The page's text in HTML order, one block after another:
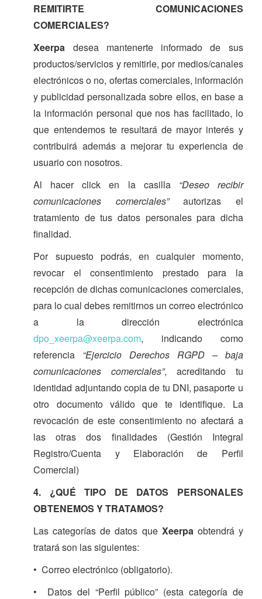
REMITIRTE COMUNICACIONES
COMERCIALES?
Xeerpa desea mantenerte informado de sus
productos/servicios y remitirle, por medios/canales
electrónicos o no, ofertas comerciales, información
y publicidad personalizada sobre ellos, en base a
la información personal que nos has facilitado, lo
que entendemos te resultará de mayor interés y
contribuirá además a mejorar tu experiencia de
usuario con nosotros.
Al hacer click en la casilla “Deseo recibir
comunicaciones comerciales”autorizas el
tratamiento de tus datos personales para dicha
finalidad.
Por supuesto podrás, en cualquier momento,
revocar el consentimiento prestado para la
recepción de dichas comunicaciones comerciales,
para lo cual debes remitirnos un correo electrónico
a la dirección electrónica
dpo_xeerpa@xeerpa.com, indicando como
referencia “Ejercicio Derechos RGPD – baja
comunicaciones comerciales”, acreditando tu
identidad adjuntando copia de tu DNI, pasaporte u
otro documento válido que te identifique. La
revocación de este consentimiento no afectará a
las otras dos finalidades (Gestión Integral
Registro/Cuenta y Elaboración de Perfil
Comercial)
4. ¿QUÉ TIPO DE DATOS PERSONALES
OBTENEMOS Y TRATAMOS?
Las categorías de datos que Xeerpa obtendrá y
tratará son las siguientes:
• Correo electrónico (obligatorio).
• Datos del “Perfil público” (esta categoría de